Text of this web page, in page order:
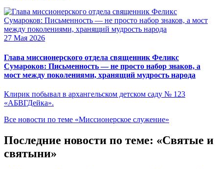
27 Мая 2026
Глава миссионерского отдела священник Феликс
Сумароков: Письменность — не просто набор знаков, а
мост между поколениями, хранящий мудрость народа
Клирик побывал в архангельском детском саду № 123
«АБВГДейка».
Все новости по теме «Миссионерское служение»
Последние новости по теме: «Святые и
святыни»